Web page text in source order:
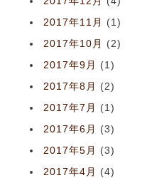
2017年11月
(1)
2017年10月
(2)
2017年9月
(1)
2017年8月
(2)
2017年7月
(1)
2017年6月
(3)
2017年5月
(3)
2017年4月
(4)